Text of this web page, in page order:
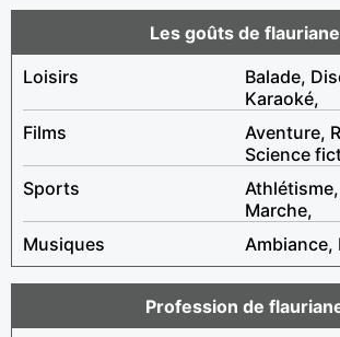
Les goûts de flauriane
Loisirs
Balade,
Karaoké,
Films
Aventure,
Science
Sports
Marche,
Musiques
Ambiance,
Profession de